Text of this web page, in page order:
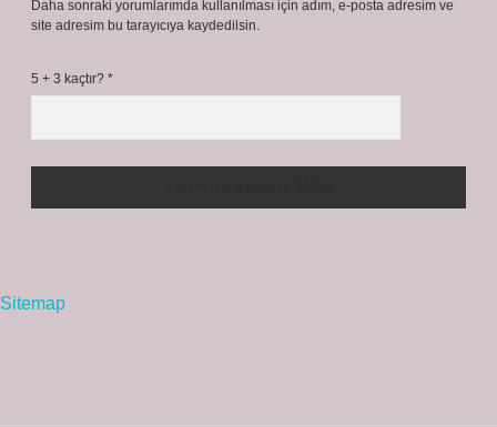
Daha sonraki yorumlarımda kullanılması için adım, e-posta adresim ve
site adresim bu tarayıcıya kaydedilsin.
5 + 3 kaçtır? *
Sitemap